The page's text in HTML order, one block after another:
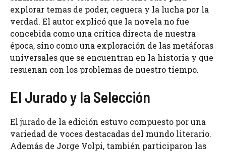
explorar temas de poder, ceguera y la lucha por la
verdad. El autor explicó que la novela no fue
concebida como una crítica directa de nuestra
época, sino como una exploración de las metáforas
universales que se encuentran en la historia y que
resuenan con los problemas de nuestro tiempo.
El Jurado y la Selección
El jurado de la edición estuvo compuesto por una
variedad de voces destacadas del mundo literario.
Además de Jorge Volpi, también participaron las